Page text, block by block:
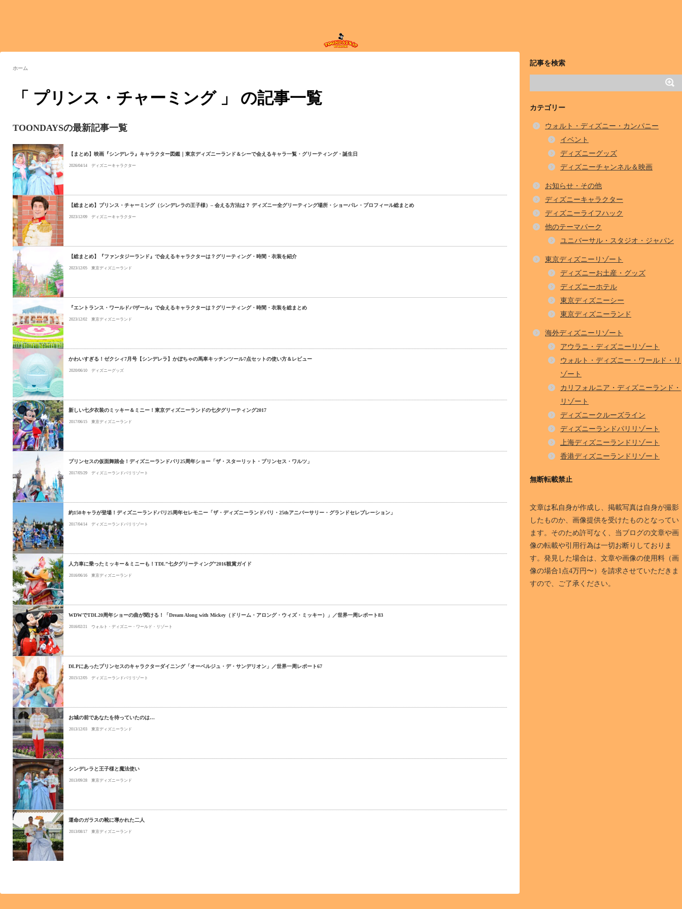
ホーム
「 プリンス・チャーミング 」 の記事一覧
TOONDAYSの最新記事一覧
【まとめ】映画『シンデレラ』キャラクター図鑑｜東京ディズニーランド＆シーで会えるキャラ一覧・グリーティング・誕生日
2026/04/14 ディズニーキャラクター
【総まとめ】プリンス・チャーミング（シンデレラの王子様）– 会える方法は？ ディズニー全グリーティング場所・ショーパレ・プロフィール総まとめ
2023/12/09 ディズニーキャラクター
【総まとめ】『ファンタジーランド』で会えるキャラクターは？グリーティング・時間・衣装を紹介
2023/12/05 東京ディズニーランド
『エントランス・ワールドバザール』で会えるキャラクターは？グリーティング・時間・衣装を総まとめ
2023/12/02 東京ディズニーランド
かわいすぎる！ゼクシィ7月号【シンデレラ】かぼちゃの馬車キッチンツール7点セットの使い方＆レビュー
2020/06/10 ディズニーグッズ
新しい七夕衣装のミッキー＆ミニー！東京ディズニーランドの七夕グリーティング2017
2017/06/15 東京ディズニーランド
プリンセスの仮面舞踏会！ディズニーランドパリ25周年ショー「ザ・スターリット・プリンセス・ワルツ」
2017/05/29 ディズニーランドパリリゾート
約150キャラが登場！ディズニーランドパリ25周年セレモニー「ザ・ディズニーランドパリ・25thアニバーサリー・グランドセレブレーション」
2017/04/14 ディズニーランドパリリゾート
人力車に乗ったミッキー＆ミニーも！TDL”七夕グリーティング”2016観賞ガイド
2016/06/16 東京ディズニーランド
WDWでTDL20周年ショーの曲が聞ける！「Dream Along with Mickey（ドリーム・アロング・ウィズ・ミッキー）」／世界一周レポート83
2016/02/21 ウォルト・ディズニー・ワールド・リゾート
DLPにあったプリンセスのキャラクターダイニング「オーベルジュ・デ・サンデリオン」／世界一周レポート67
2015/12/05 ディズニーランドパリリゾート
お城の前であなたを待っていたのは…
2013/12/03 東京ディズニーランド
シンデレラと王子様と魔法使い
2013/09/28 東京ディズニーランド
運命のガラスの靴に導かれた二人
2013/08/17 東京ディズニーランド
記事を検索
カテゴリー
ウォルト・ディズニー・カンパニー
イベント
ディズニーグッズ
ディズニーチャンネル＆映画
お知らせ・その他
ディズニーキャラクター
ディズニーライフハック
他のテーマパーク
ユニバーサル・スタジオ・ジャパン
東京ディズニーリゾート
ディズニーお土産・グッズ
ディズニーホテル
東京ディズニーシー
東京ディズニーランド
海外ディズニーリゾート
アウラニ・ディズニーリゾート
ウォルト・ディズニー・ワールド・リ
ゾート
カリフォルニア・ディズニーランド・
リゾート
ディズニークルーズライン
ディズニーランドパリリゾート
上海ディズニーランドリゾート
香港ディズニーランドリゾート
無断転載禁止
文章は私自身が作成し、掲載写真は自身が撮影
したものか、画像提供を受けたものとなってい
ます。そのため許可なく、当ブログの文章や画
像の転載や引用行為は一切お断りしておりま
す。発見した場合は、文章や画像の使用料（画
像の場合1点4万円〜）を請求させていただきま
すので、ご了承ください。